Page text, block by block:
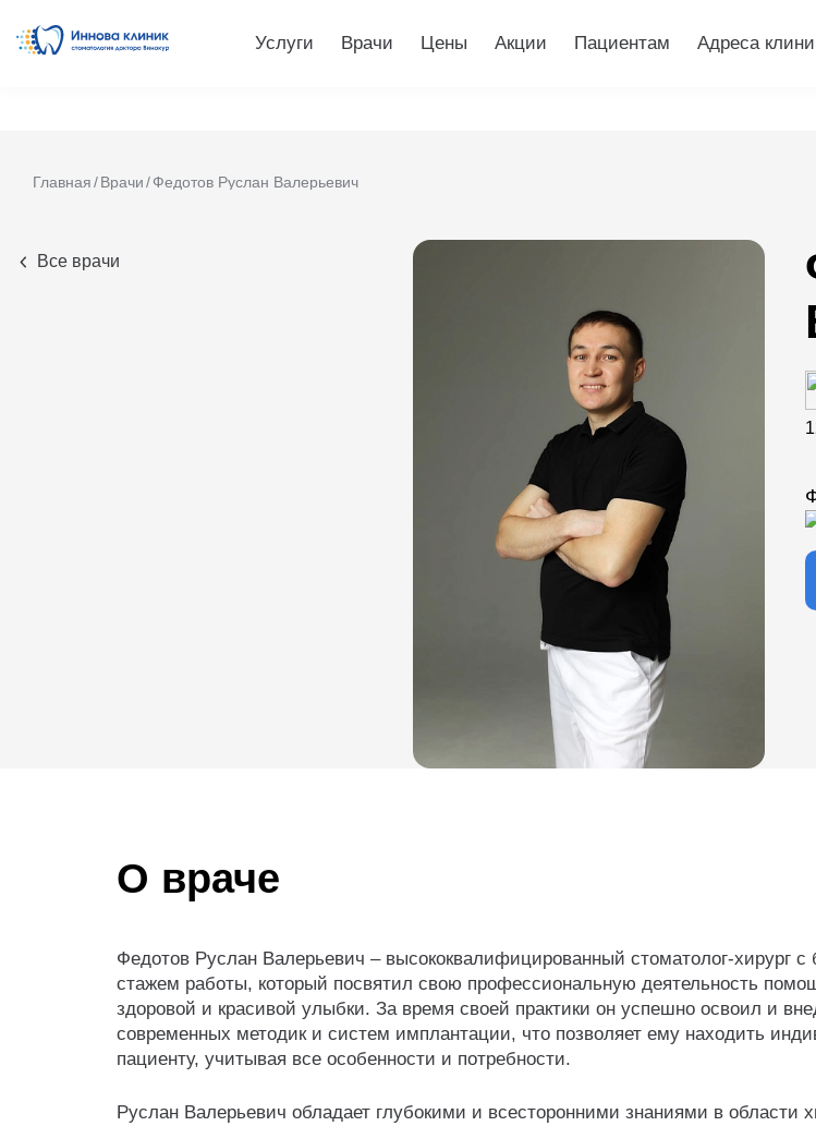
Услуги Врачи Цены Акции Пациентам Адреса
Главная Врачи Федотов Руслан Валерьевич
Все врачи
О враче
Федотов Руслан Валерьевич – высококвалифицированный стоматолог-хирург
стажем работы, который посвятил свою профессиональную деятельность
здоровой и красивой улыбки. За время своей практики он успешно освоил и
современных методик и систем имплантации, что позволяет ему находить
пациенту, учитывая все особенности и потребности.
Руслан Валерьевич обладает глубокими и всесторонними знаниями в области